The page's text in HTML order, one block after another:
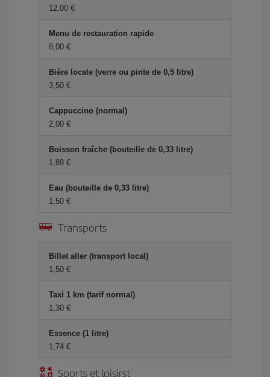
12,00 €
Menu de restauration rapide
8,00 €
Bière locale (verre ou pinte de 0,5 litre)
3,50 €
Cappuccino (normal)
2,00 €
Boisson fraîche (bouteille de 0,33 litre)
1,89 €
Eau (bouteille de 0,33 litre)
1,50 €
Transports
Billet aller (transport local)
1,50 €
Taxi 1 km (tarif normal)
1,30 €
Essence (1 litre)
1,74 €
Sports et loisirst